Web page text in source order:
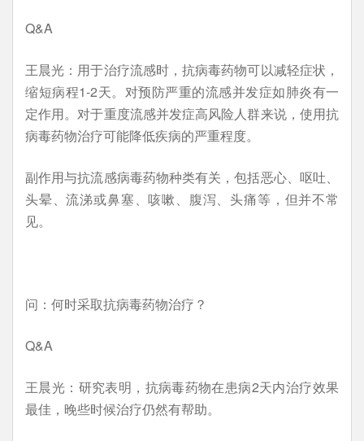
Q&A
王晨光：用于治疗流感时，抗病毒药物可以减轻症状，
缩短病程1-2天。对预防严重的流感并发症如肺炎有一
定作用。对于重度流感并发症高风险人群来说，使用抗
病毒药物治疗可能降低疾病的严重程度。
副作用与抗流感病毒药物种类有关，包括恶心、呕吐、
头晕、流涕或鼻塞、咳嗽、腹泻、头痛等，但并不常
见。
问：何时采取抗病毒药物治疗？
Q&A
王晨光：研究表明，抗病毒药物在患病2天内治疗效果
最佳，晚些时候治疗仍然有帮助。